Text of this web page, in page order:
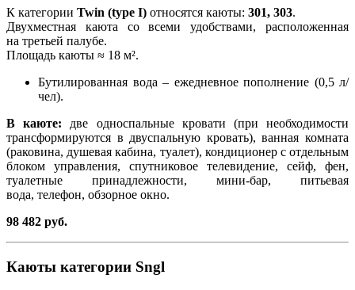
К категории Twin (type I) относятся каюты: 301, 303.
Двухместная каюта со всеми удобствами, расположенная
на третьей палубе.
Площадь каюты ≈ 18 м².
Бутилированная вода – ежедневное пополнение (0,5 л/
чел).
В каюте: две односпальные кровати (при необходимости
трансформируются в двуспальную кровать), ванная комната
(раковина, душевая кабина, туалет), кондиционер с отдельным
блоком управления, спутниковое телевидение, сейф, фен,
туалетные принадлежности, мини-бар, питьевая
вода, телефон, обзорное окно.
98 482 руб.
Каюты категории Sngl